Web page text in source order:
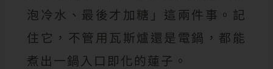
泡冷水、最後才加糖」這兩件事。記
住它，不管用瓦斯爐還是電鍋，都能
煮出一鍋入口即化的蓮子。